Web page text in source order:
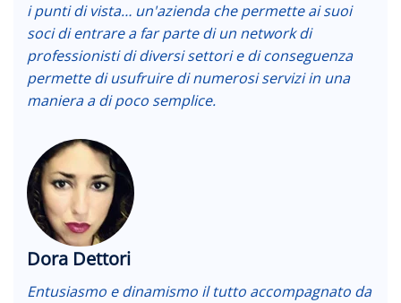
i punti di vista… un'azienda che permette ai suoi
soci di entrare a far parte di un network di
professionisti di diversi settori e di conseguenza
permette di usufruire di numerosi servizi in una
maniera a di poco semplice.
Dora Dettori
Entusiasmo e dinamismo il tutto accompagnato da